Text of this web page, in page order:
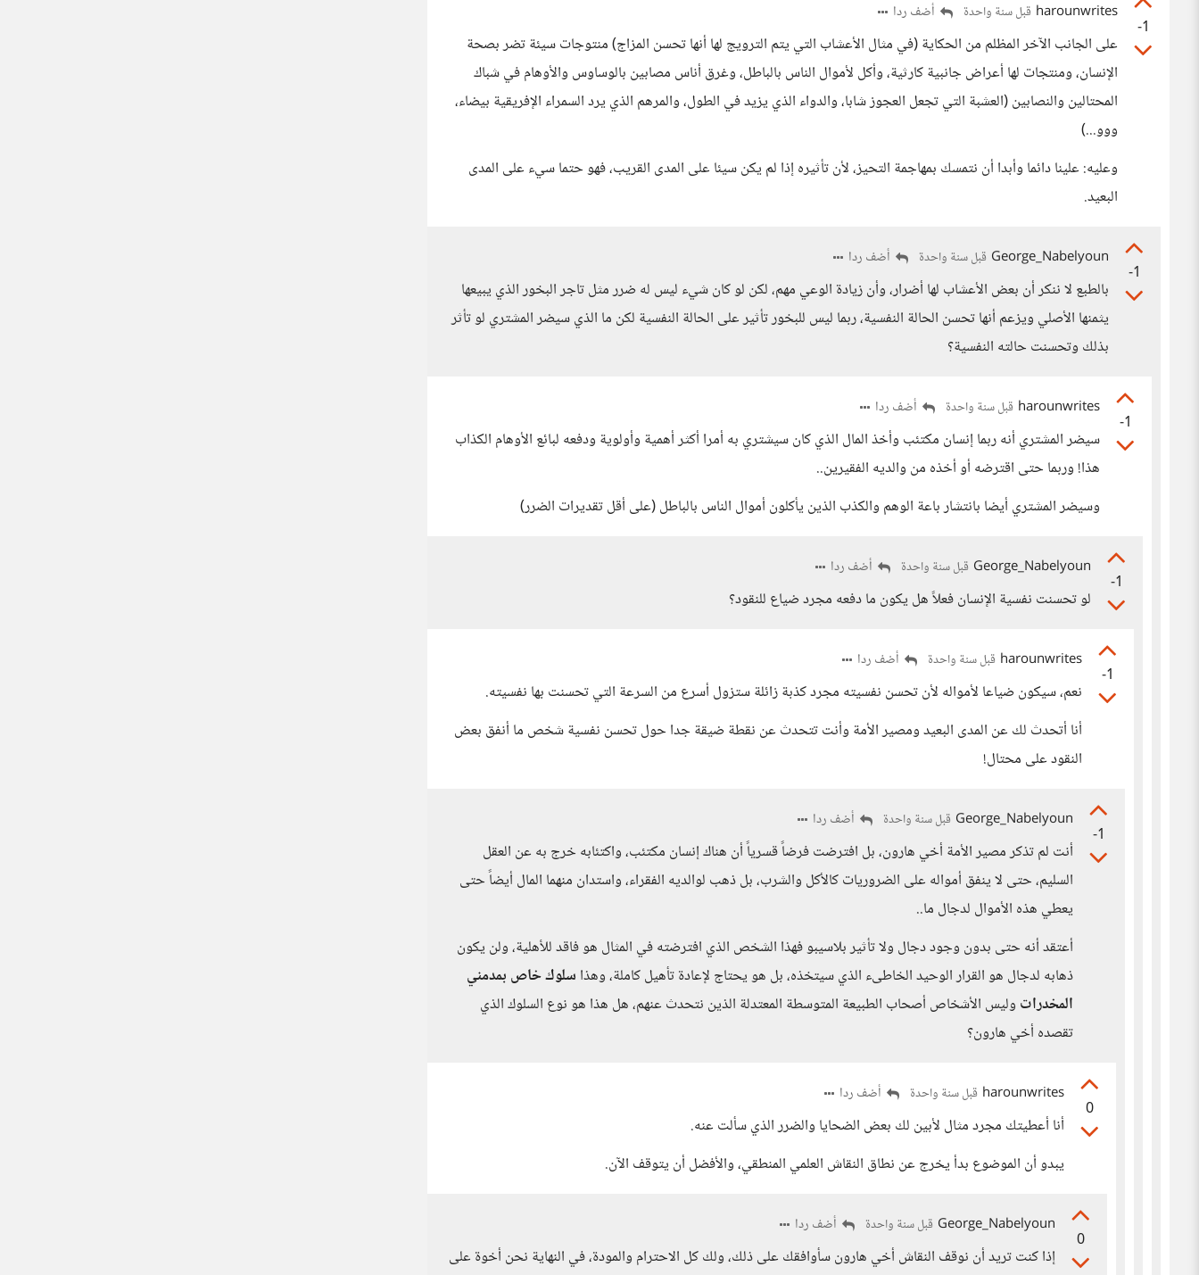
-1
harounwrites قبل سنة واحدة أضف ردا
على الجانب الآخر المظلم من الحكاية (في مثال الأعشاب التي يتم الترويج لها أنها تحسن المزاج) منتوجات سيئة تضر بصحة
الإنسان، ومنتجات لها أعراض جانبية كارثية، وأكل لأموال الناس بالباطل، وغرق أناس مصابين بالوساوس والأوهام في شباك
المحتالين والنصابين (العشبة التي تجعل العجوز شابا، والدواء الذي يزيد في الطول، والمرهم الذي يرد السمراء الإفريقية بيضاء،
ووو...)
وعليه: علينا دائما وأبدا أن نتمسك بمهاجمة التحيز، لأن تأثيره إذا لم يكن سيئا على المدى القريب، فهو حتما سيء على المدى
البعيد.
-1
George_Nabelyoun قبل سنة واحدة أضف ردا
بالطبع لا ننكر أن بعض الأعشاب لها أضرار، وأن زيادة الوعي مهم، لكن لو كان شيء ليس له ضرر مثل تاجر البخور الذي يبيعها
يثمنها الأصلي ويزعم أنها تحسن الحالة النفسية، ربما ليس للبخور تأثير على الحالة النفسية لكن ما الذي سيضر المشتري لو تأثر
بذلك وتحسنت حالته النفسية؟
-1
harounwrites قبل سنة واحدة أضف ردا
سيضر المشتري أنه ربما إنسان مكتئب وأخذ المال الذي كان سيشتري به أمرا أكثر أهمية وأولوية ودفعه لبائع الأوهام الكذاب
هذا! وربما حتى اقترضه أو أخذه من والديه الفقيرين..
وسيضر المشتري أيضا بانتشار باعة الوهم والكذب الذين يأكلون أموال الناس بالباطل (على أقل تقديرات الضرر)
-1
George_Nabelyoun قبل سنة واحدة أضف ردا
لو تحسنت نفسية الإنسان فعلاً هل يكون ما دفعه مجرد ضياع للنقود؟
-1
harounwrites قبل سنة واحدة أضف ردا
نعم، سيكون ضياعا لأمواله لأن تحسن نفسيته مجرد كذبة زائلة ستزول أسرع من السرعة التي تحسنت بها نفسيته.
أنا أتحدث لك عن المدى البعيد ومصير الأمة وأنت تتحدث عن نقطة ضيقة جدا حول تحسن نفسية شخص ما أنفق بعض
النقود على محتال!
-1
George_Nabelyoun قبل سنة واحدة أضف ردا
أنت لم تذكر مصير الأمة أخي هارون، بل افترضت فرضاً قسرياً أن هناك إنسان مكتئب، واكتئابه خرج به عن العقل
السليم، حتى لا ينفق أمواله على الضروريات كالأكل والشرب، بل ذهب لوالديه الفقراء، واستدان منهما المال أيضاً حتى
يعطي هذه الأموال لدجال ما..
أعتقد أنه حتى بدون وجود دجال ولا تأثير بلاسيبو فهذا الشخص الذي افترضته في المثال هو فاقد للأهلية، ولن يكون
ذهابه لدجال هو القرار الوحيد الخاطىء الذي سيتخذه، بل هو يحتاج لإعادة تأهيل كاملة، وهذا سلوك خاص بمدمني
المخدرات وليس الأشخاص أصحاب الطبيعة المتوسطة المعتدلة الذين نتحدث عنهم، هل هذا هو نوع السلوك الذي
تقصده أخي هارون؟
0
harounwrites قبل سنة واحدة أضف ردا
أنا أعطيتك مجرد مثال لأبين لك بعض الضحايا والضرر الذي سألت عنه.
يبدو أن الموضوع بدأ يخرج عن نطاق النقاش العلمي المنطقي، والأفضل أن يتوقف الآن.
0
George_Nabelyoun قبل سنة واحدة أضف ردا
إذا كنت تريد أن نوقف النقاش أخي هارون سأوافقك على ذلك، ولك كل الاحترام والمودة، في النهاية نحن أخوة على